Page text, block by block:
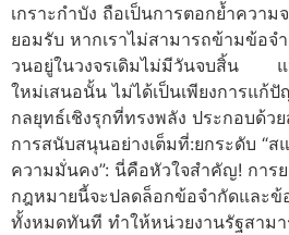
เกราะกำบัง ถือเป็นการตอกย้ำควา
ยอมรับ หากเราไม่สามารถข้ามข้อจ
วนอยู่ในวงจรเดิมไม่มีวันจบสิ้น แ
ใหม่เสนอนั้น ไม่ได้เป็นเพียงการแก้
กลยุทธ์เชิงรุกที่ทรงพลัง ประกอบด้ว
การสนับสนุนอย่างเต็มที่:ยกระดับ “ส
ความมั่นคง”: นี่คือหัวใจสำคัญ! การ
กฎหมายนี้จะปลดล็อกข้อจำกัดและข้
ทั้งหมดทันที ทำให้หน่วยงานรัฐสามา